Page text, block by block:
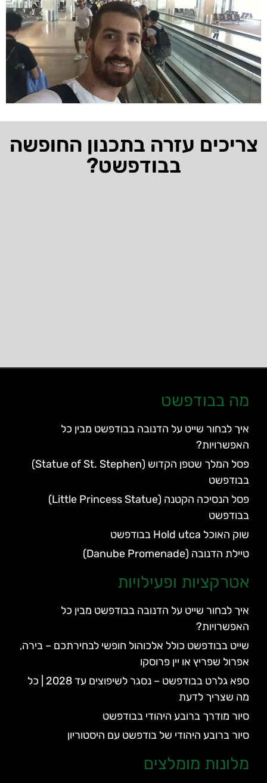
צריכים עזרה בתכנון החופשה
בבודפשט?
מה בבודפשט
איך לבחור שייט על הדנובה בבודפשט מבין כל
האפשרויות?
פסל המלך שטפן הקדוש (Statue of St. Stephen)
בבודפשט
פסל הנסיכה הקטנה (Little Princess Statue)
בבודפשט
שוק האוכל Hold utca בבודפשט
טיילת הדנובה (Danube Promenade)
אטרקציות ופעילויות
איך לבחור שייט על הדנובה בבודפשט מבין כל
האפשרויות?
שייט בבודפשט כולל אלכוהול חופשי לבחירתכם – בירה,
אפרול שפריץ או יין פרוסקו
ספא גלרט בבודפשט – נסגר לשיפוצים עד 2028 | כל
מה שצריך לדעת
סיור מודרך ברובע היהודי בבודפשט
סיור ברובע היהודי של בודפשט עם היסטוריון
מלונות מומלצים